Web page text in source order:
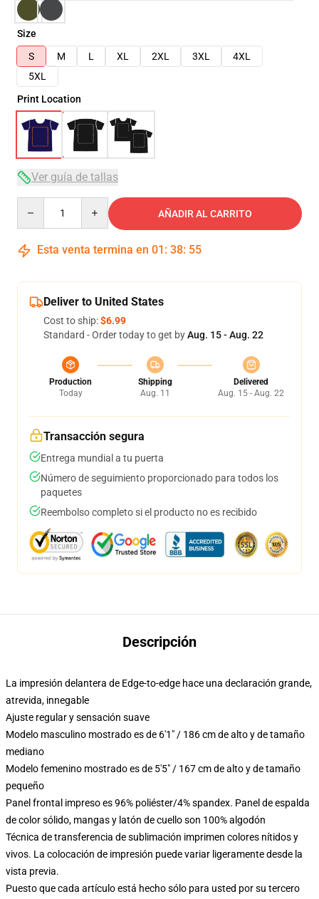
Size
S
M L XL 2XL 3XL
4XL
5XL
Print Location
Ver guía de tallas
AÑADIR AL CARRITO
Esta venta termina en 01 : 38: 54
Deliver to United States
Cost to ship:$6.99
Standard - Order today to get byAug. 15 - Aug. 22
Production
Today
Shipping
Aug. 11
Delivered
Aug. 15 - Aug. 22
Transacción segura
Entrega mundial a tu puerta
Número de seguimiento proporcionado para todos los
paquetes
Reembolso completo si el producto no es recibido
Descripción
La impresión delantera de Edge-to-edge hace una declaración grande,
atrevida, innegable
Ajuste regular y sensación suave
Modelo masculino mostrado es de 6'1" / 186 cm de alto y de tamaño
mediano
Modelo femenino mostrado es de 5'5" / 167 cm de alto y de tamaño
pequeño
Panel frontal impreso es 96% poliéster/4% spandex. Panel de espalda
de color sólido, mangas y latón de cuello son 100% algodón
Técnica de transferencia de sublimación imprimen colores nítidos y
vivos. La colocación de impresión puede variar ligeramente desde la
vista previa.
Puesto que cada artículo está hecho sólo para usted por su tercero